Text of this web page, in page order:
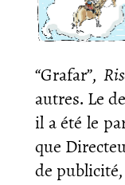
“Grafar”,
autres. Le
il a été le
que
de